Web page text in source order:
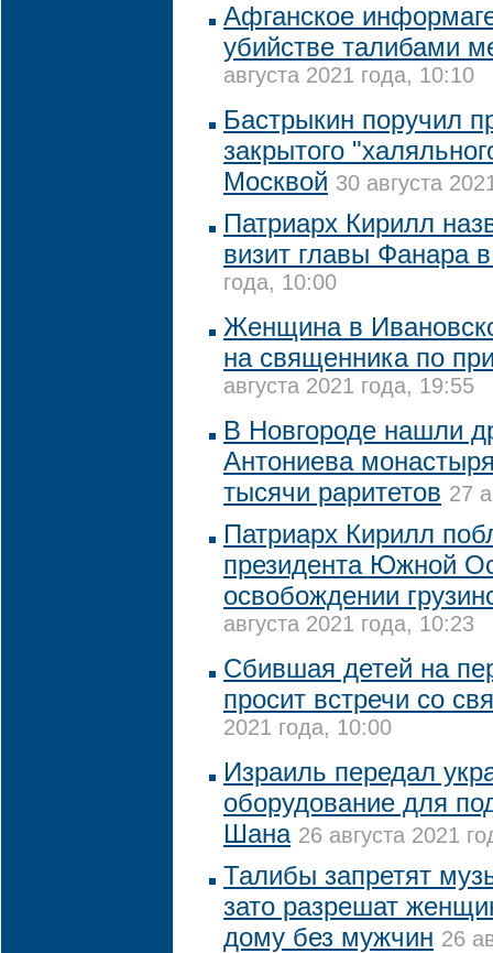
Афганское
убийстве талибами
августа 2021 года, 10:10
Бастрыкин поручил
закрытого
Москвой 30 августа
Патриарх Кирилл
визит главы Фанара
года, 10:00
Женщина в
на священника по
августа 2021 года, 19:55
В Новгороде нашли
Антониева
тысячи раритетов 27
Патриарх Кирилл
президента Южной
освобождении
августа 2021 года, 10:23
Сбившая детей на
просит встречи со
2021 года, 10:00
Израиль передал
оборудование для
Шана 26 августа 2021
Талибы запретят
зато разрешат
дому без мужчин 26